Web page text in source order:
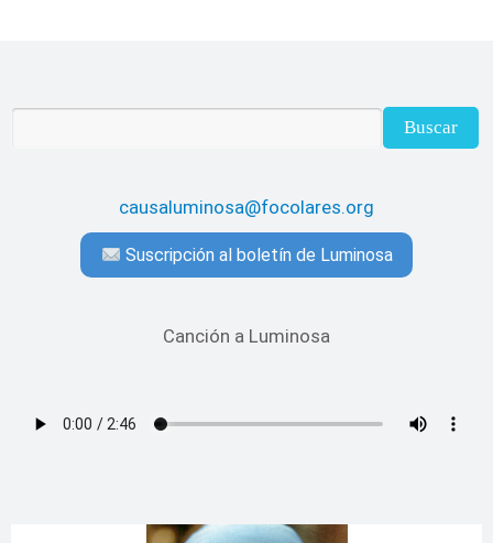
causaluminosa@focolares.org
Suscripción al boletín de Luminosa
Canción a Luminosa